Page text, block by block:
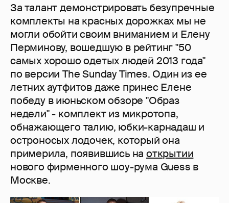
За талант демонстрировать безупречные
комплекты на красных дорожках мы не
могли обойти своим вниманием и Елену
Перминову, вошедшую в рейтинг "50
самых хорошо одетых людей 2013 года"
по версии The Sunday Times. Один из ее
летних аутфитов даже принес Елене
победу в июньском обзоре "Образ
недели" - комплект из микротопа,
обнажающего талию, юбки-карнадаш и
остроносых лодочек, который она
примерила, появившись наоткрытии
нового фирменного шоу-рума Guess в
Москве.